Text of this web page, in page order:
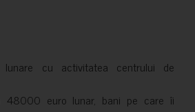
lunare cu activitatea centrului de
48000 euro lunar, bani pe care îi